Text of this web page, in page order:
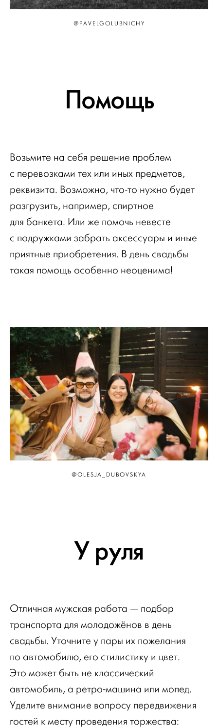
@PAVELGOLUBNICHY
Помощь
Возьмите на себя решение проблем
с перевозками тех или иных предметов,
реквизита. Возможно, что-то нужно будет
разгрузить, например, спиртное
для банкета. Или же помочь невесте
с подружками забрать аксессуары и иные
приятные приобретения. В день свадьбы
такая помощь особенно неоценима!
@OLESJA_DUBOVSKYA
У руля
Отличная мужская работа — подбор
транспорта для молодожёнов в день
свадьбы. Уточните у пары их пожелания
по автомобилю, его стилистику и цвет.
Это может быть не классический
автомобиль, а ретро-машина или мопед.
Уделите внимание вопросу передвижения
гостей к месту проведения торжества: